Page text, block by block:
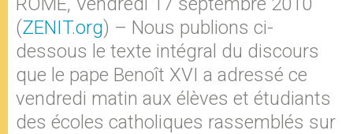
(ZENIT.org) – Nous publions ci-
dessous le texte intégral du discours
que le pape Benoît XVI a adressé ce
vendredi matin aux élèves et étudiants
des écoles catholiques rassemblés sur